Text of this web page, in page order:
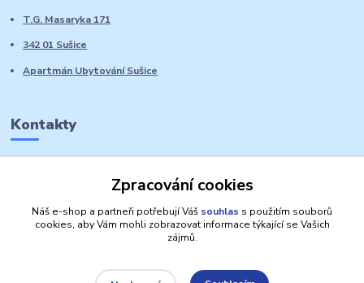
T.G. Masaryka 171
342 01 Sušice
Apartmán Ubytování Sušice
Kontakty
Zpracování cookies
Náš e-shop a partneři potřebují Váš souhlas s použitím souborů
cookies, aby Vám mohli zobrazovat informace týkající se Vašich
zájmů.